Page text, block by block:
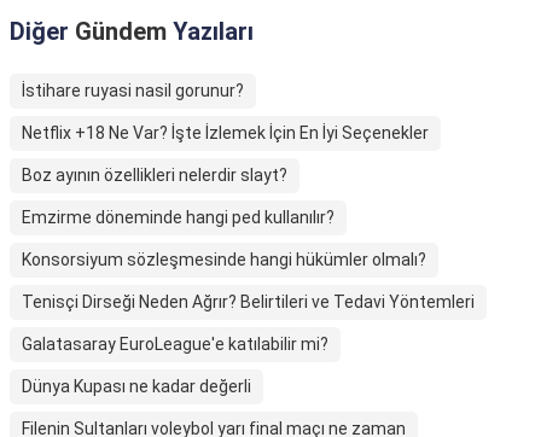
Diğer Gündem Yazıları
İstihare ruyasi nasil gorunur?
Netflix +18 Ne Var? İşte İzlemek İçin En İyi Seçenekler
Boz ayının özellikleri nelerdir slayt?
Emzirme döneminde hangi ped kullanılır?
Konsorsiyum sözleşmesinde hangi hükümler olmalı?
Tenisçi Dirseği Neden Ağrır? Belirtileri ve Tedavi Yöntemleri
Galatasaray EuroLeague'e katılabilir mi?
Dünya Kupası ne kadar değerli
Filenin Sultanları voleybol yarı final maçı ne zaman